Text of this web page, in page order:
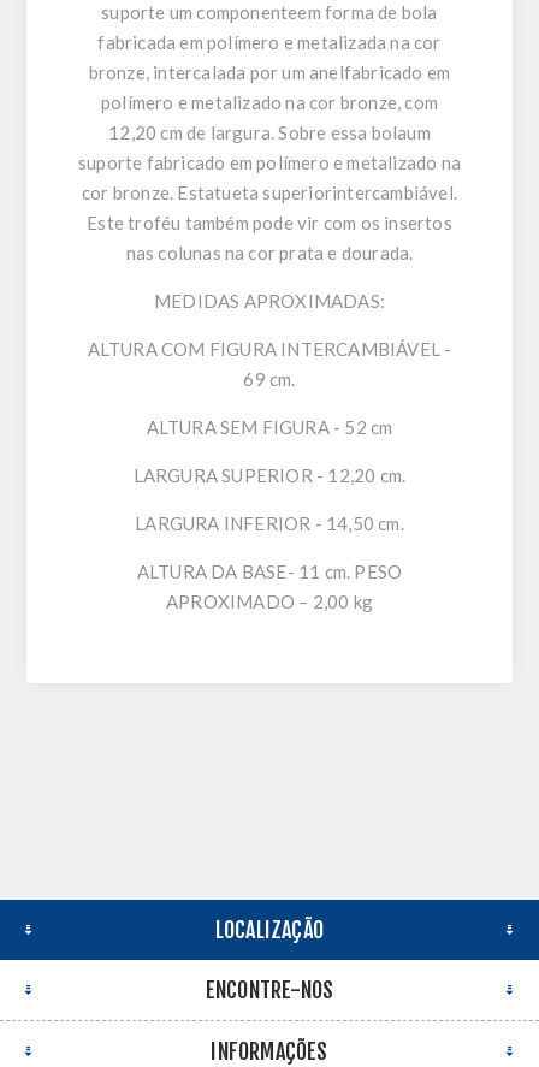
suporte um componenteem forma de bola
fabricada em polímero e metalizada na cor
bronze, intercalada por um anelfabricado em
polímero e metalizado na cor bronze, com
12,20 cm de largura. Sobre essa bolaum
suporte fabricado em polímero e metalizado na
cor bronze. Estatueta superiorintercambiável.
Este troféu também pode vir com os insertos
nas colunas na cor prata e dourada.
MEDIDAS APROXIMADAS:
ALTURA COM FIGURA INTERCAMBIÁVEL -
69 cm.
ALTURA SEM FIGURA - 52 cm
LARGURA SUPERIOR - 12,20 cm.
LARGURA INFERIOR - 14,50 cm.
ALTURA DA BASE- 11 cm. PESO
APROXIMADO – 2,00 kg
LOCALIZAÇÃO
ENCONTRE-NOS
INFORMAÇÕES